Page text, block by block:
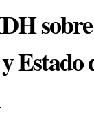
Estado